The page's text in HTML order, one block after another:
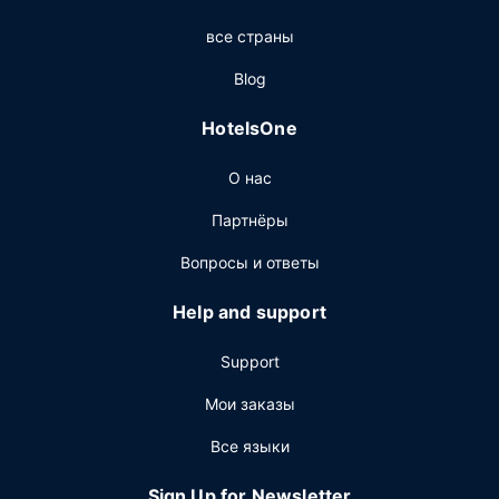
Coast. Тем, кому не хочется покидать свой номер, этот
номеров. Загляните в бар у бассейна и утолите жажду
предлагается ежедневно с 7:30 до 10:30 за
Для удобства гостей предоставляется следующее:
химчистка или прачечная, круглосуточная работа
стойки регистрации и многоязычный персонал. Отель
проведения встреч и мероприятий. Предоставляется
бесплатная самостоятельная парковка.
все страны
Blog
HotelsOne
О нас
Партнёры
Вопросы и ответы
Help and support
Support
Мои заказы
Все языки